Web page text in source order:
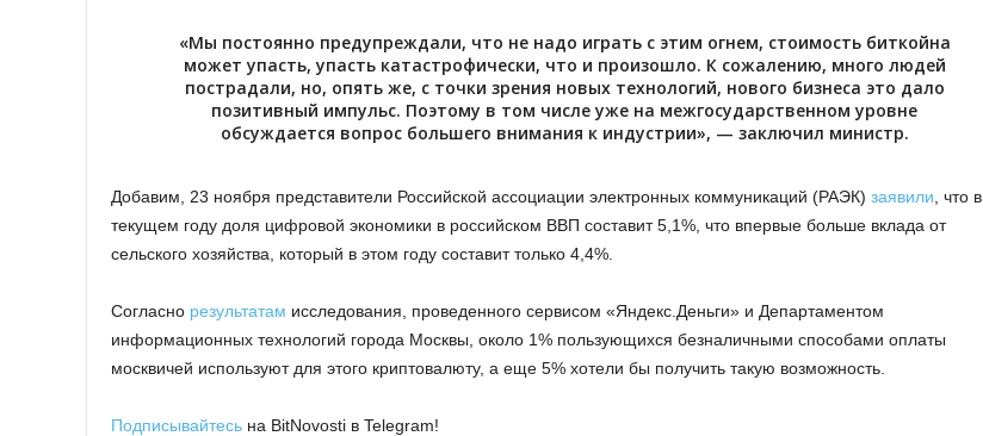
«Мы постоянно предупреждали, что не надо играть с этим огнем, стоимость биткойна
может упасть, упасть катастрофически, что и произошло. К сожалению, много людей
пострадали, но, опять же, с точки зрения новых технологий, нового бизнеса это дало
позитивный импульс. Поэтому в том числе уже на межгосударственном уровне
обсуждается вопрос большего внимания к индустрии», — заключил министр.
Добавим, 23 ноября представители Российской ассоциации электронных коммуникаций (РАЭК) заявили , что в
текущем году доля цифровой экономики в российском ВВП составит 5,1%, что впервые больше вклада от
сельского хозяйства, который в этом году составит только 4,4%.
Согласно результатам исследования, проведенного сервисом «Яндекс.Деньги» и Департаментом
информационных технологий города Москвы, около 1% пользующихся безналичными способами оплаты
москвичей используют для этого криптовалюту, а еще 5% хотели бы получить такую возможность.
Подписывайтесь на BitNovosti в Telegram!